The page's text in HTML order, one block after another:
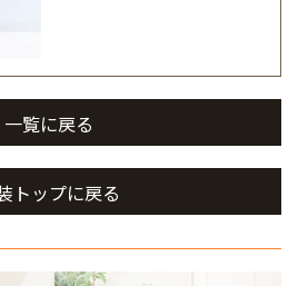
一覧に戻る
トップに戻る